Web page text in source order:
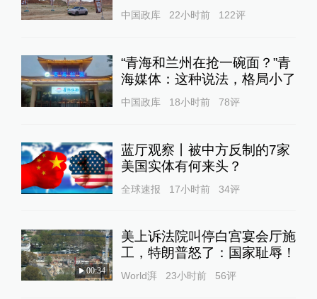
中国政库 22小时前 122评
“青海和兰州在抢一碗面？”青
海媒体：这种说法，格局小了
中国政库 18小时前 78评
蓝厅观察丨被中方反制的7家
美国实体有何来头？
全球速报 17小时前 34评
00:34
美上诉法院叫停白宫宴会厅施
工，特朗普怒了：国家耻辱！
World湃 23小时前 56评